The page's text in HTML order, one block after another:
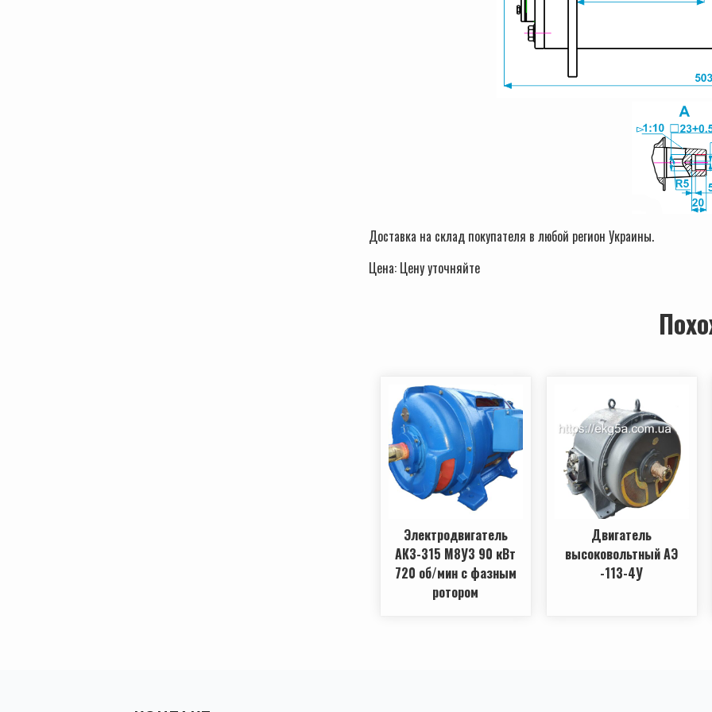
Доставка на склад покупателя в любой регион Украины.
Цена: Ценy уточняйте
Электродвигатель
АКЗ-315 М8У3 90 кВт
720 об/мин с фазным
ротором
Двигатель
высоковольтный АЭ
-113-4У